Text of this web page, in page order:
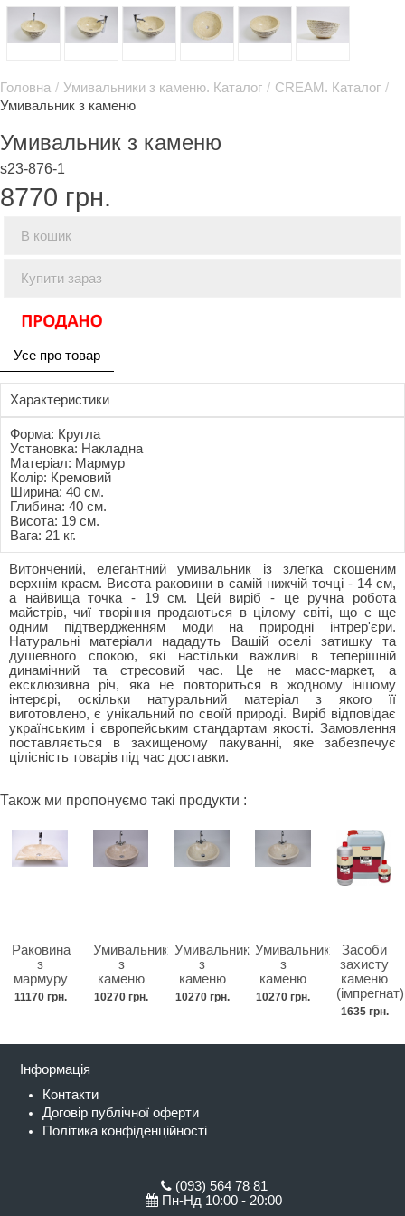
Головна / Умивальники з каменю. Каталог / CREAM. Каталог /
Умивальник з каменю
Умивальник з каменю
s23-876-1
8770 грн.
В кошик
Купити зараз
Усе про товар
Характеристики
Форма: Кругла
Установка: Накладна
Матеріал: Мармур
Колір: Кремовий
Ширина: 40 см.
Глибина: 40 см.
Висота: 19 см.
Вага: 21 кг.
Витончений, елегантний умивальник із злегка скошеним
верхнім краєм. Висота раковини в самій нижчій точці - 14 см,
а найвища точка - 19 см. Цей виріб - це ручна робота
майстрів, чиї творіння продаються в цілому світі, що є ще
одним підтвердженням моди на природні інтрер'єри.
Натуральні матеріали нададуть Вашій оселі затишку та
душевного спокою, які настільки важливі в теперішній
динамічний та стресовий час. Це не масс-маркет, а
ексклюзивна річ, яка не повториться в жодному іншому
інтерєрі, оскільки натуральний матеріал з якого її
виготовлено, є унікальний по своїй природі. Виріб відповідає
українським і європейським стандартам якості. Замовлення
поставляється в захищеному пакуванні, яке забезпечує
цілісність товарів під час доставки.
Також ми пропонуємо такі продукти :
Раковина
з
мармуру
11170 грн.
Умивальник
з
каменю
10270 грн.
Умивальник
з
каменю
10270 грн.
Умивальник
з
каменю
10270 грн.
Засоби
захисту
каменю
(імпрегнат)
1635 грн.
Інформація
Контакти
Договір публічної оферти
Політика конфіденційності
(093) 564 78 81
Пн-Нд 10:00 - 20:00